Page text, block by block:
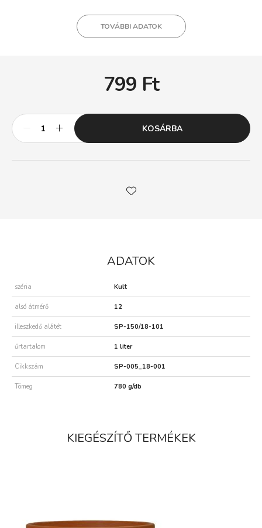
TOVÁBBI ADATOK
799 Ft
KOSÁRBA
ADATOK
széria Kult
alsó átmérő 12
illeszkedő alátét SP-150/18-101
űrtartalom 1 liter
Cikkszám SP-005_18-001
Tömeg 780 g/db
KIEGÉSZÍTŐ TERMÉKEK